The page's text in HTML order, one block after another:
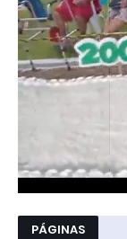
PÁGINAS